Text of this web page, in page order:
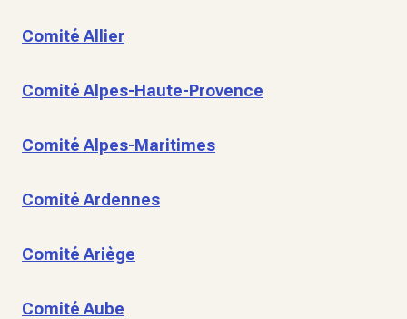
Comité Allier
Comité Alpes-Haute-Provence
Comité Alpes-Maritimes
Comité Ardennes
Comité Ariège
Comité Aube